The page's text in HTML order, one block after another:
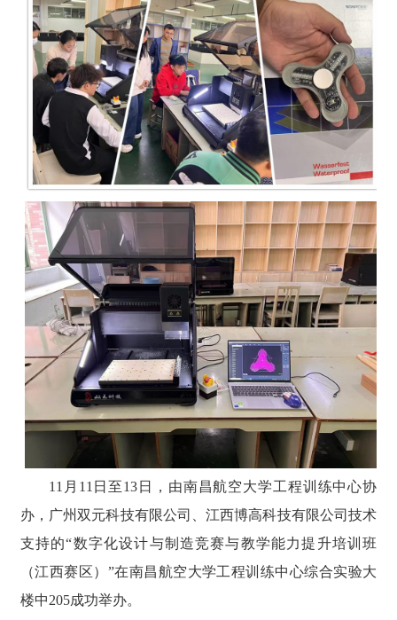
11月11日至13日，由南昌航空大学工程训练中心协
办，广州双元科技有限公司、江西博高科技有限公司技术
支持的“数字化设计与制造竞赛与教学能力提升培训班
（江西赛区）”在南昌航空大学工程训练中心综合实验大
楼中205成功举办。